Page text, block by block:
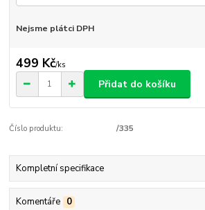
Nejsme plátci DPH
499 Kč/ks
Přidat do košíku
Číslo produktu: /335
Kompletní specifikace
Komentáře 0